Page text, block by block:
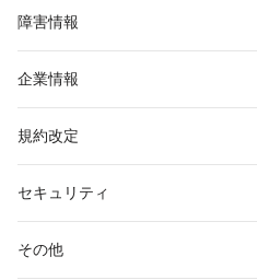
障害情報
企業情報
規約改定
セキュリティ
その他